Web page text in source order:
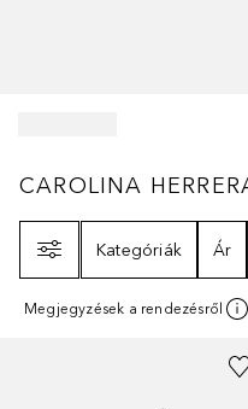
CAROLINA
CAROLINA
Kategóriák
Ár
Megjegyzések a rendezésről